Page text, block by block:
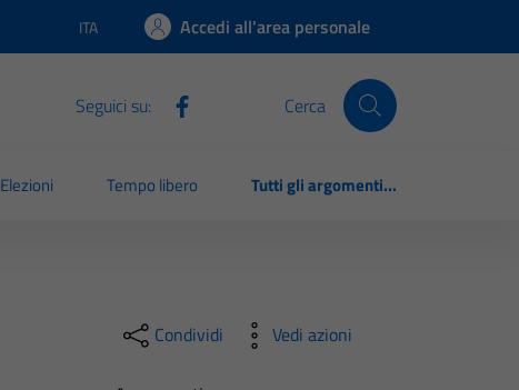
Lingua attiva:
ITA Accedi all'area personale
Seguici su: Cerca
Elezioni Tempo libero Tutti gli argomenti...
Condividi Vedi azioni